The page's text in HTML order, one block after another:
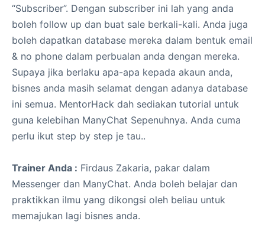
“Subscriber”. Dengan subscriber ini lah yang anda
boleh follow up dan buat sale berkali-kali. Anda juga
boleh dapatkan database mereka dalam bentuk email
& no phone dalam perbualan anda dengan mereka.
Supaya jika berlaku apa-apa kepada akaun anda,
bisnes anda masih selamat dengan adanya database
ini semua. MentorHack dah sediakan tutorial untuk
guna kelebihan ManyChat Sepenuhnya. Anda cuma
perlu ikut step by step je tau..
Trainer Anda : Firdaus Zakaria, pakar dalam
Messenger dan ManyChat. Anda boleh belajar dan
praktikkan ilmu yang dikongsi oleh beliau untuk
memajukan lagi bisnes anda.